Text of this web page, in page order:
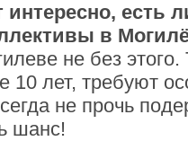
есть
в
не без
10 лет, требуют
не прочь
шанс!